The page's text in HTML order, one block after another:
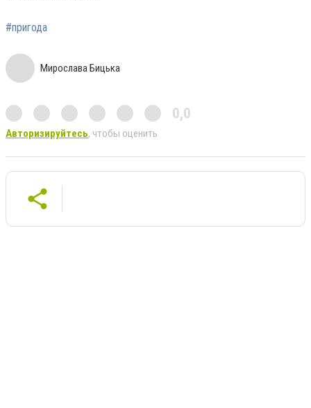
#пригода
Мирослава Бицька
0,0
Авторизируйтесь, чтобы оценить